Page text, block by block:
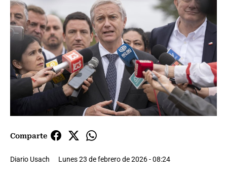
Comparte
Diario Usach Lunes 23 de febrero de 2026 - 08:24